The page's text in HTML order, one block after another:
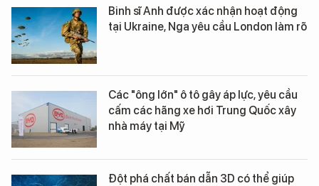
Binh sĩ Anh được xác nhận hoạt động
tại Ukraine, Nga yêu cầu London làm rõ
Các "ông lớn" ô tô gây áp lực, yêu cầu
cấm các hãng xe hơi Trung Quốc xây
nhà máy tại Mỹ
Đột phá chất bán dẫn 3D có thể giúp